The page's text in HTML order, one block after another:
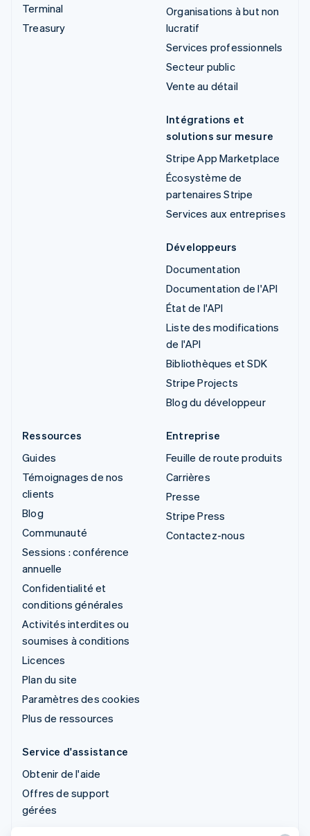
Terminal
Treasury
Organisations à but non
lucratif
Services professionnels
Secteur public
Vente au détail
Intégrations et
solutions sur mesure
Stripe App Marketplace
Écosystème de
partenaires Stripe
Services aux entreprises
Développeurs
Documentation
Documentation de l'API
État de l'API
Liste des modifications
de l'API
Bibliothèques et SDK
Stripe Projects
Blog du développeur
Ressources
Guides
Témoignages de nos
clients
Blog
Communauté
Sessions : conférence
annuelle
Confidentialité et
conditions générales
Activités interdites ou
soumises à conditions
Licences
Plan du site
Paramètres des cookies
Plus de ressources
Entreprise
Feuille de route produits
Carrières
Presse
Stripe Press
Contactez-nous
Service d'assistance
Obtenir de l'aide
Offres de support
gérées